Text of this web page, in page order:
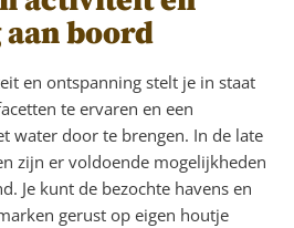
boord
en ontspanning stelt je in staat
te ervaren en een
water door te brengen. In de late
zijn er voldoende mogelijkheden
Je kunt de bezochte havens en
gerust op eigen houtje